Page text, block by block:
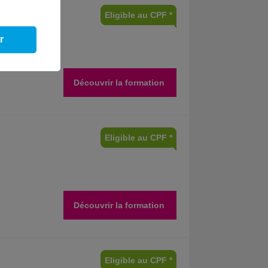
Eligible au CPF *
Découvrir la formation
Eligible au CPF *
Découvrir la formation
Eligible au CPF *